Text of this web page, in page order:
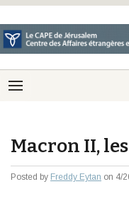
Macron II,
Posted by Freddy Eytan on 4/